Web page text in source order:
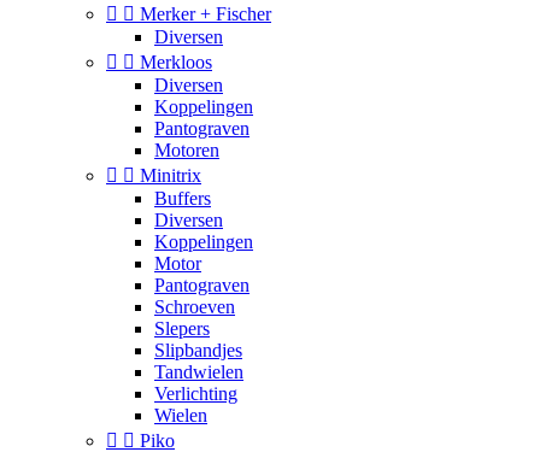
  Merker + Fischer
Diversen
  Merkloos
Diversen
Koppelingen
Pantograven
Motoren
  Minitrix
Buffers
Diversen
Koppelingen
Motor
Pantograven
Schroeven
Slepers
Slipbandjes
Tandwielen
Verlichting
Wielen
  Piko